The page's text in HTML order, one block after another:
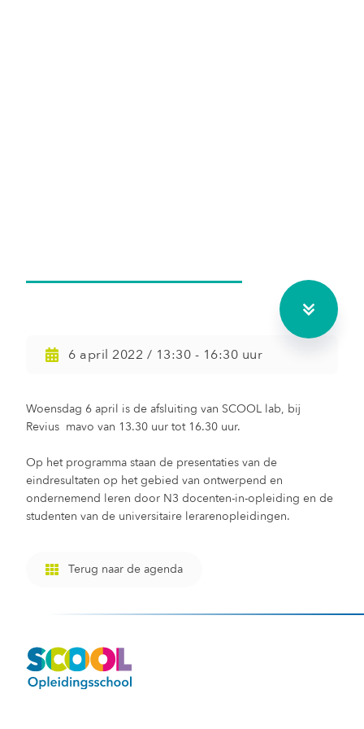
6 april 2022 / 13:30 - 16:30 uur
Woensdag 6 april is de afsluiting van SCOOL lab, bij
Revius mavo van 13.30 uur tot 16.30 uur.
Op het programma staan de presentaties van de
eindresultaten op het gebied van ontwerpend en
ondernemend leren door N3 docenten-in-opleiding en de
studenten van de universitaire lerarenopleidingen.
Terug naar de agenda